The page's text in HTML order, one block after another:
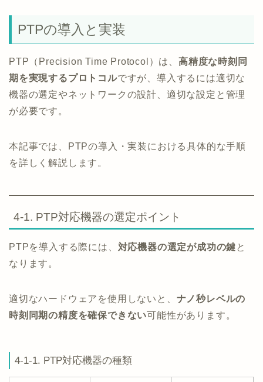
PTPの導入と実装
PTP（Precision Time Protocol）は、 高精度な時刻同
期を実現するプロトコルですが、導入するには適切な
機器の選定やネットワークの設計、適切な設定と管理
が必要です。
本記事では、PTPの導入・実装における具体的な手順
を詳しく解説します。
4-1. PTP対応機器の選定ポイント
PTPを導入する際には、 対応機器の選定が成功の鍵と
なります。
適切なハードウェアを使用しないと、 ナノ秒レベルの
時刻同期の精度を確保できない可能性があります。
4-1-1. PTP対応機器の種類